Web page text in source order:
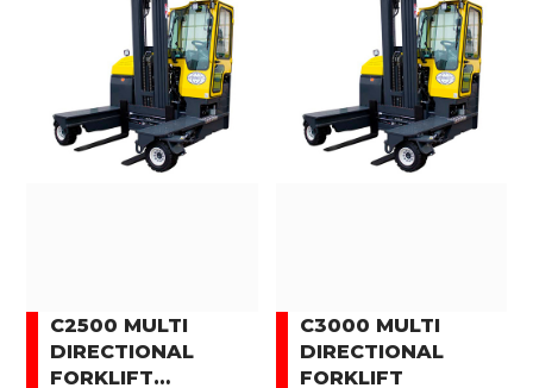
C2500 MULTI
DIRECTIONAL
FORKLIFT
C3000 MULTI
DIRECTIONAL
FORKLIFT